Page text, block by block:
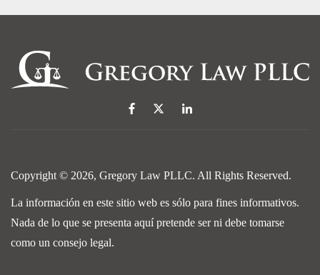
Copyright © 2026, Gregory Law PLLC. All Rights Reserved.
La información en este sitio web es sólo para fines informativos.
Nada de lo que se presenta aquí pretende ser ni debe tomarse
como un consejo legal.